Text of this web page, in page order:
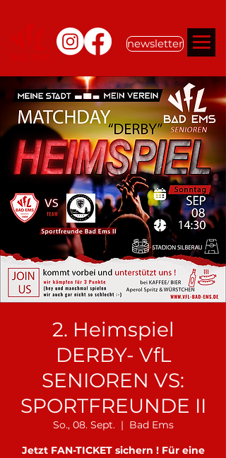
newsletter
2. Heimspiel
DERBY- VfL
SENIOREN VS:
SPORTFREUNDE II
So., 08. Sept.
  |
Bad Ems
Jetzt FAN-TICKET sichern ! Für eine